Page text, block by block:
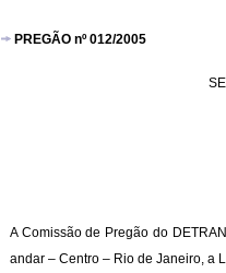
PREGÃO nº 012/2005
A Comissão de Pregão do
andar – Centro – Rio de Janeiro, a